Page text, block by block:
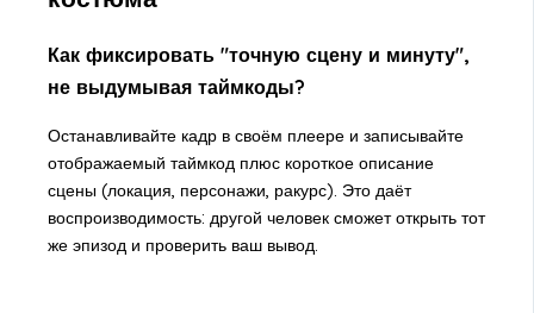
Как фиксировать "точную сцену и минуту",
не выдумывая таймкоды?
Останавливайте кадр в своём плеере и записывайте
отображаемый таймкод плюс короткое описание
сцены (локация, персонажи, ракурс). Это даёт
воспроизводимость: другой человек сможет открыть тот
же эпизод и проверить ваш вывод.